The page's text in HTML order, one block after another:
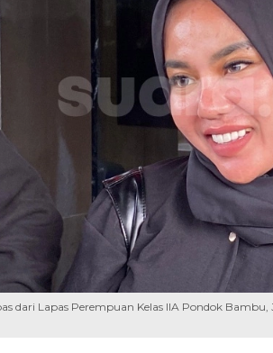
dari Lapas Perempuan Kelas IIA Pondok